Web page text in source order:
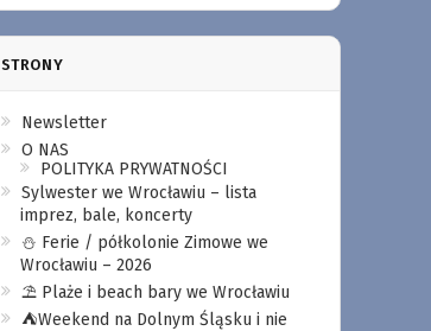
STRONY
Newsletter
O NAS
POLITYKA PRYWATNOŚCI
Sylwester we Wrocławiu – lista
imprez, bale, koncerty
⛄️ Ferie / półkolonie Zimowe we
Wrocławiu – 2026
⛱️ Plaże i beach bary we Wrocławiu
⛺️Weekend na Dolnym Śląsku i nie